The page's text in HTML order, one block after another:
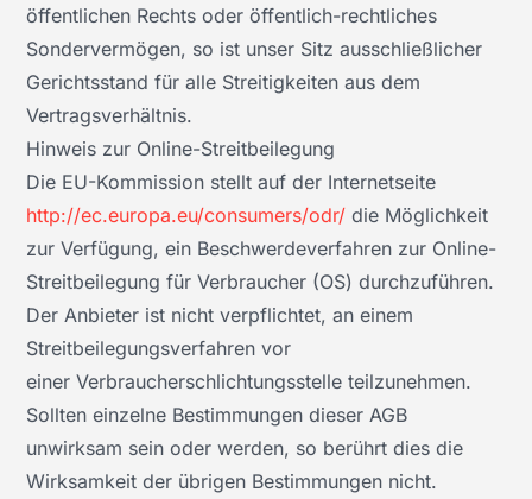
öffentlichen Rechts oder öffentlich-rechtliches
Sondervermögen, so ist unser Sitz ausschließlicher
Gerichtsstand für alle Streitigkeiten aus dem
Vertragsverhältnis.
Hinweis zur Online-Streitbeilegung
Die EU-Kommission stellt auf der Internetseite
http://ec.europa.eu/consumers/odr/ die Möglichkeit
zur Verfügung, ein Beschwerdeverfahren zur Online-
Streitbeilegung für Verbraucher (OS) durchzuführen.
Der Anbieter ist nicht verpflichtet, an einem
Streitbeilegungsverfahren vor
einer Verbraucherschlichtungsstelle teilzunehmen.
Sollten einzelne Bestimmungen dieser AGB
unwirksam sein oder werden, so berührt dies die
Wirksamkeit der übrigen Bestimmungen nicht.